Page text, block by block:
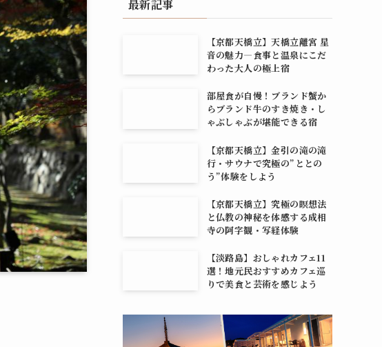
最新記事
【京都天橋立】天橋立離宮 星
音の魅力―食事と温泉にこだ
わった大人の極上宿
部屋食が自慢！ブランド蟹か
らブランド牛のすき焼き・し
ゃぶしゃぶが堪能できる宿
【京都天橋立】金引の滝の滝
行・サウナで究極の”ととの
う”体験をしよう
【京都天橋立】究極の瞑想法
と仏教の神秘を体感する成相
寺の阿字観・写経体験
【淡路島】おしゃれカフェ11
選！地元民おすすめカフェ巡
りで美食と芸術を感じよう